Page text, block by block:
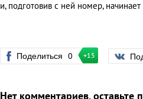
и, подготовив с ней номер,
Поделиться 0 +15
Нет комментариев, оставьте